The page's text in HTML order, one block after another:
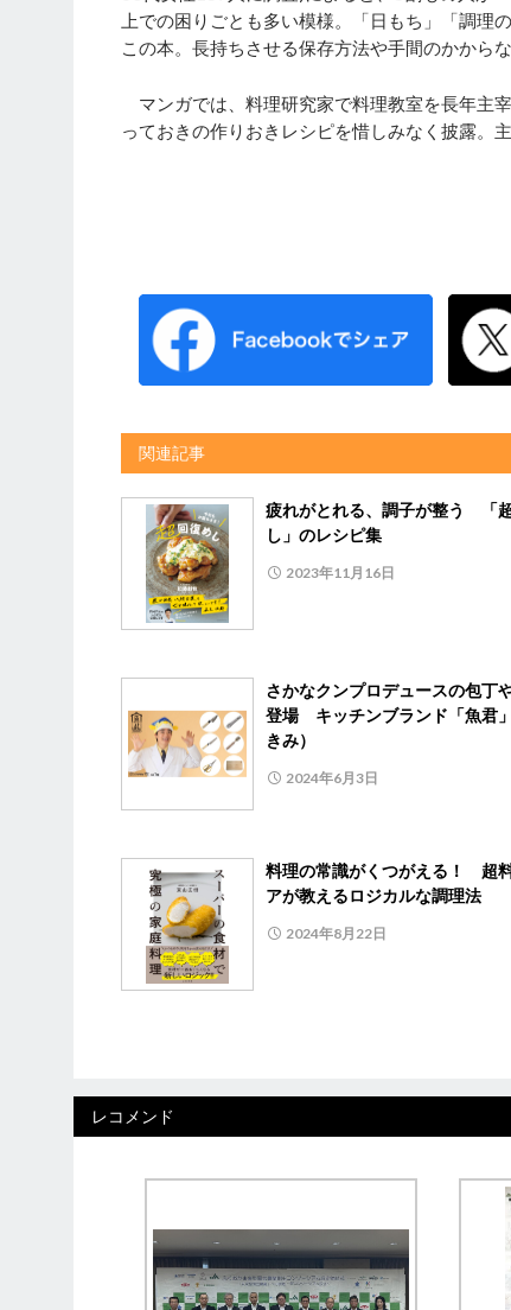
上での困りごとも多い模様。「日もち」「調
この本。長持ちさせる保存方法や手間のかから
マンガでは、料理研究家で料理教室を長年主
っておきの作りおきレシピを惜しみなく披露。
関連記事
疲れがとれる、調子が整う 「
し」のレシピ集
2023年11月16日
さかなクンプロデュースの包丁
登場 キッチンブランド「魚君
きみ）
2024年6月3日
料理の常識がくつがえる！ 超
アが教えるロジカルな調理法
2024年8月22日
レコメンド